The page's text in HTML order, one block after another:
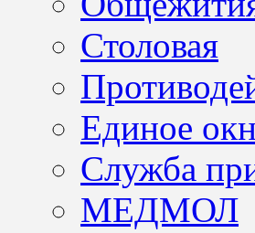
Столовая
Единое
Служба
МЕДМОЛ